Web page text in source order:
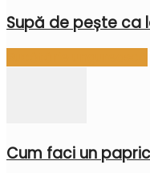
Supă de pește ca
Cum faci un